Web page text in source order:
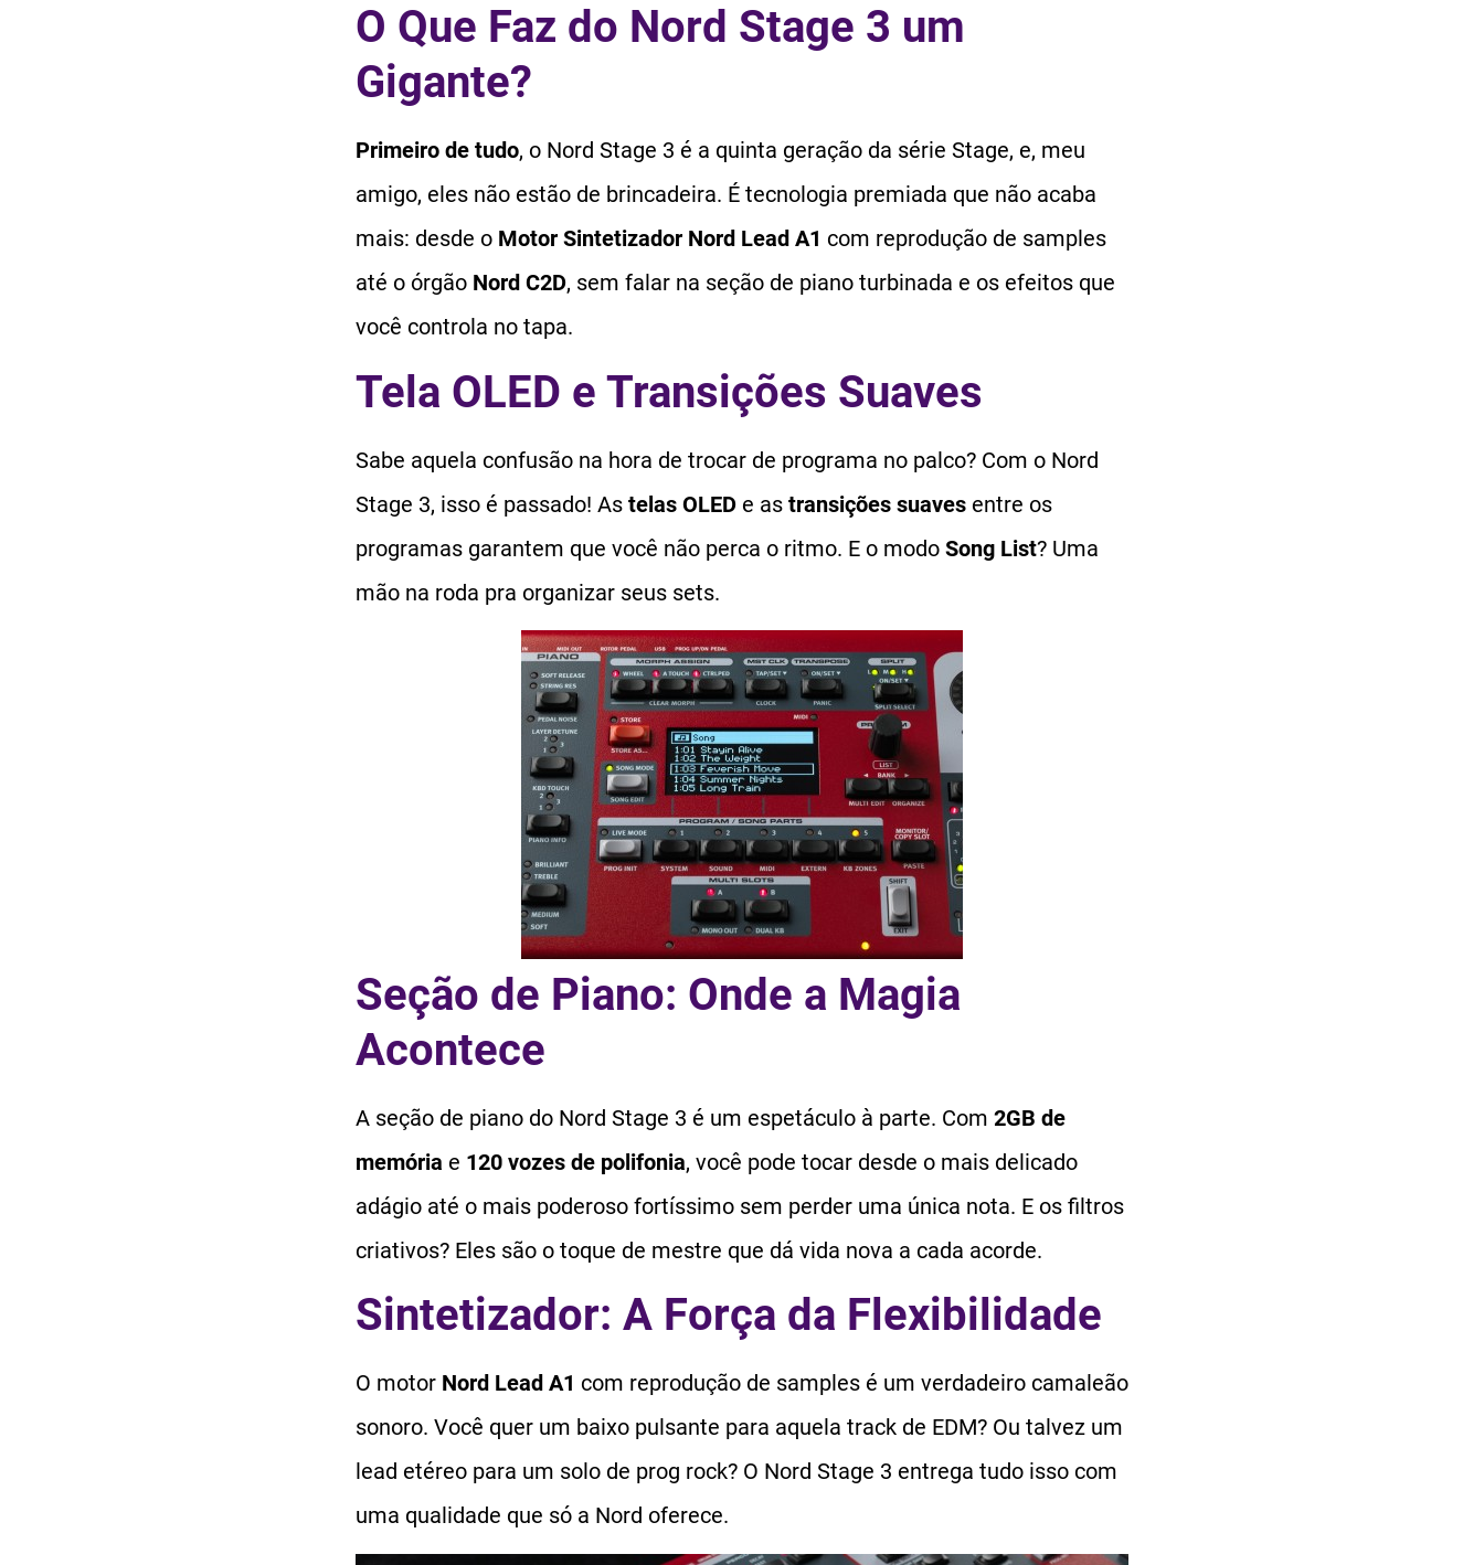
O Que Faz do Nord Stage 3 um
Gigante?
Primeiro de tudo, o Nord Stage 3 é a quinta geração da série Stage, e, meu
amigo, eles não estão de brincadeira. É tecnologia premiada que não acaba
mais: desde o Motor Sintetizador Nord Lead A1 com reprodução de samples
até o órgão Nord C2D, sem falar na seção de piano turbinada e os efeitos que
você controla no tapa.
Tela OLED e Transições Suaves
Sabe aquela confusão na hora de trocar de programa no palco? Com o Nord
Stage 3, isso é passado! As telas OLED e as transições suaves entre os
programas garantem que você não perca o ritmo. E o modo Song List? Uma
mão na roda pra organizar seus sets.
Seção de Piano: Onde a Magia
Acontece
A seção de piano do Nord Stage 3 é um espetáculo à parte. Com 2GB de
memória e 120 vozes de polifonia, você pode tocar desde o mais delicado
adágio até o mais poderoso fortíssimo sem perder uma única nota. E os filtros
criativos? Eles são o toque de mestre que dá vida nova a cada acorde.
Sintetizador: A Força da Flexibilidade
O motor Nord Lead A1 com reprodução de samples é um verdadeiro camaleão
sonoro. Você quer um baixo pulsante para aquela track de EDM? Ou talvez um
lead etéreo para um solo de prog rock? O Nord Stage 3 entrega tudo isso com
uma qualidade que só a Nord oferece.